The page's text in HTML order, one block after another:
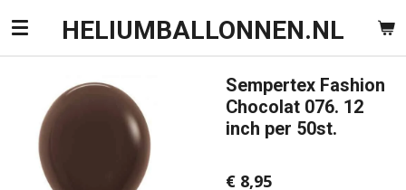
Ga
direct
hoofdinhoud
HELIUMBALLONNEN.NL
Sempertex Fashion
Chocolat 076. 12
inch per 50st.
€ 8,95